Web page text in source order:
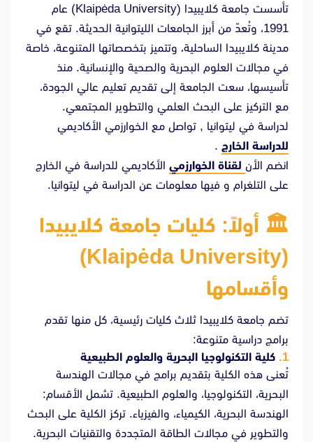
تأسست جامعة كلايبيدا (Klaipėda University) عام
1991، وتُعدّ من أبرز الجامعات الليتوانية الحديثة. تقع في
مدينة كلايبيدا الساحلية، وتتميز بتخصصاتها المتنوعة، خاصة
في مجالات العلوم البحرية والصحية والإنسانية. منذ
تأسيسها، سعت الجامعة إلى تقديم تعليم عالي الجودة،
مع التركيز على البحث العلمي والتطوير المجتمعي.
لدراسة في ليتوانيا , تواصل مع الخوارزمي الأكاديمي
للدراسة الخارج .
انضم الأن لقناة الخوارزمي الأكاديمي للدراسة في الخارج
على التلغرام و فيها معلومات عن الدراسة في ليتوانيا.
🏛 أولاً: كليات جامعة كلايبيدا
(Klaipėda University)
وأقسامها
تضم جامعة كلايبيدا ثلاث كليات رئيسية، كل منها تقدم
برامج دراسية متنوعة:
كلية التكنولوجيا البحرية والعلوم الطبيعية
تُعنى هذه الكلية بتقديم برامج في مجالات الهندسة
البحرية، التكنولوجيا، والعلوم الطبيعية. تشمل الأقسام:
الهندسة البحرية، الكيمياء، والفيزياء. تركز الكلية على البحث
والتطوير في مجالات الطاقة المتجددة والتقنيات البحرية.